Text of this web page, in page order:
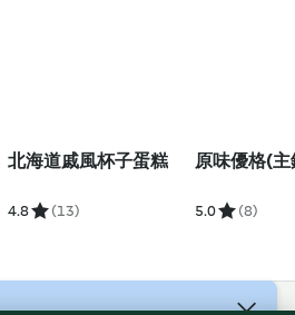
北海道戚風杯子蛋糕
4.8 (13)
原味優格(
5.0 (8)